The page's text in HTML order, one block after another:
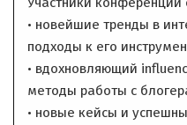
• новейшие тренды в
подходы к его
• вдохновляющий
методы работы с
• новые кейсы и